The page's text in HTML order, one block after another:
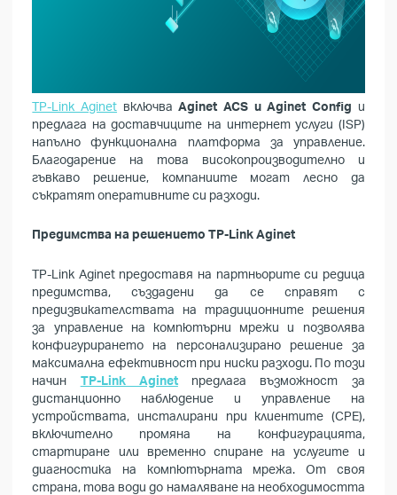
TP-Link Aginet включваAginet ACS и Aginet Config и
предлага на доставчиците на интернет услуги (ISP)
напълно функционална платформа за управление.
Благодарение на това високопроизводително и
гъвкаво решение, компаниите могат лесно да
съкратят оперативните си разходи.
Предимства на решението TP-Link Aginet
TP-Link Aginet предоставя на партньорите си редица
предимства, създадени да се справят с
предизвикателствата на традиционните решения
за управление на компютърни мрежи и позволява
конфигурирането на персонализирано решение за
максимална ефективност при ниски разходи. По този
начин TP-Link Aginetпредлага възможност за
дистанционно наблюдение и управление на
устройствата, инсталирани при клиентите (CPE),
включително промяна на конфигурацията,
стартиране или временно спиране на услугите и
диагностика на компютърната мрежа. От своя
страна, това води до намаляване на необходимостта